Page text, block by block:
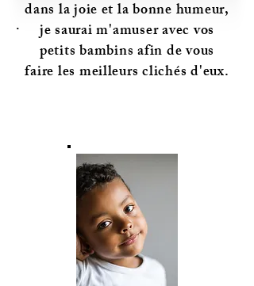
.
dans la joie et la bonne humeur,
je saurai m'amuser avec vos
petits bambins afin de vous
faire les meilleurs clichés d'eux.